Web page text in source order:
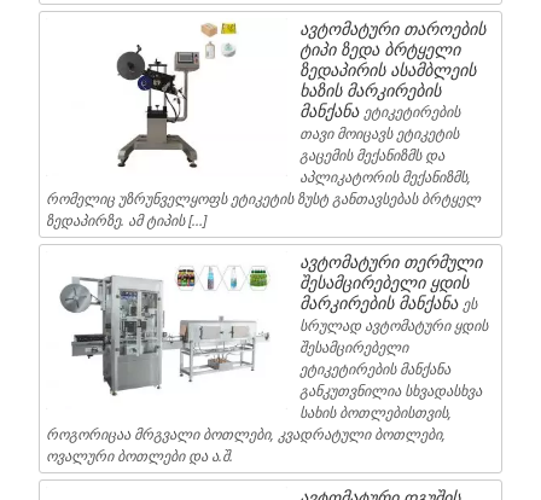
ავტომატური თაროების
ტიპი ზედა ბრტყელი
ზედაპირის ასამბლეის
ხაზის მარკირების
მანქანა ეტიკეტირების
თავი მოიცავს ეტიკეტის
გაცემის მექანიზმს და
აპლიკატორის მექანიზმს,
რომელიც უზრუნველყოფს ეტიკეტის ზუსტ განთავსებას ბრტყელ
ზედაპირზე. ამ ტიპის […]
ავტომატური თერმული
შესამცირებელი ყდის
მარკირების მანქანა ეს
სრულად ავტომატური ყდის
შესამცირებელი
ეტიკეტირების მანქანა
განკუთვნილია სხვადასხვა
სახის ბოთლებისთვის,
როგორიცაა მრგვალი ბოთლები, კვადრატული ბოთლები,
ოვალური ბოთლები და ა.შ.